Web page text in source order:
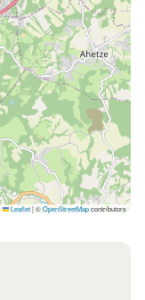
Leaflet|©OpenStreetMapcontributors